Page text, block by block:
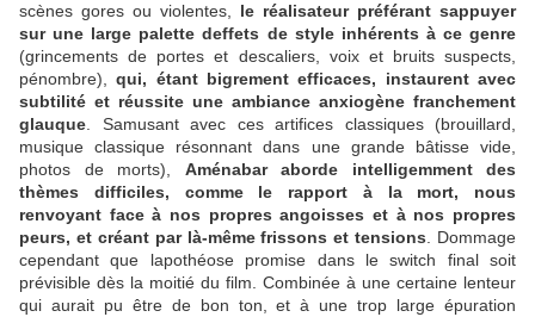
scènes gores ou violentes, le réalisateur préférant sappuyer
sur une large palette deffets de style inhérents à ce genre
(grincements de portes et descaliers, voix et bruits suspects,
pénombre),qui, étant bigrement efficaces, instaurent avec
subtilité et réussite une ambiance anxiogène franchement
glauque . Samusant avec ces artifices classiques (brouillard,
musique classique résonnant dans une grande bâtisse vide,
photos de morts), Aménabar aborde intelligemment des
thèmes difficiles, comme le rapport à la mort, nous
renvoyant face à nos propres angoisses et à nos propres
peurs, et créant par là-même frissons et tensions . Dommage
cependant que lapothéose promise dans le switch final soit
prévisible dès la moitié du film. Combinée à une certaine lenteur
qui aurait pu être de bon ton, et à une trop large épuration